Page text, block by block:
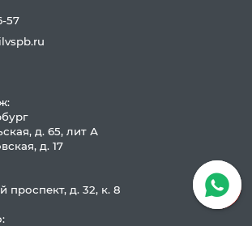
57
д. 65, лит А
д. 17
проспект, д. 32, к. 8